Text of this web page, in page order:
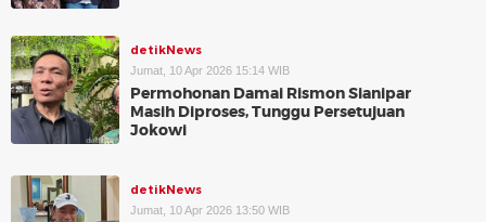
detikNews
Jumat, 10 Apr 2026 15:14 WIB
Permohonan Damai Rismon Sianipar
Masih Diproses, Tunggu Persetujuan
Jokowi
detikNews
Jumat, 10 Apr 2026 13:50 WIB